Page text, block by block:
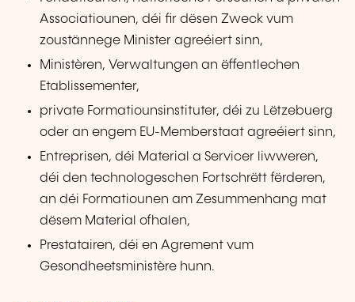
Associatiounen, déi fir dësen Zweck vum
zoustännege Minister agreéiert sinn,
Ministèren, Verwaltungen an ëffentlechen
Etablissementer,
private Formatiounsinstituter, déi zu Lëtzebuerg
oder an engem EU-Memberstaat agreéiert sinn,
Entreprisen, déi Material a Servicer liwweren,
déi den technologeschen Fortschrëtt fërderen,
an déi Formatiounen am Zesummenhang mat
dësem Material ofhalen,
Prestatairen, déi en Agrement vum
Gesondheetsministère hunn.